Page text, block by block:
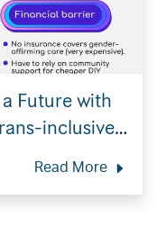
Future with
inclusive
Read More